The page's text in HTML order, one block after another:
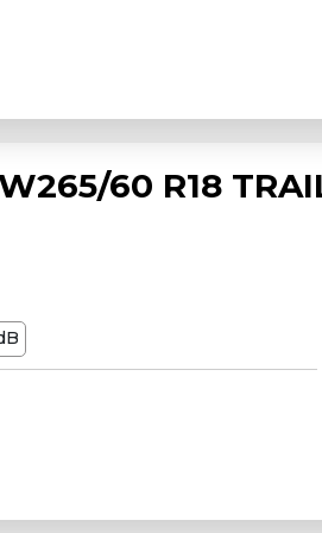
60 R18